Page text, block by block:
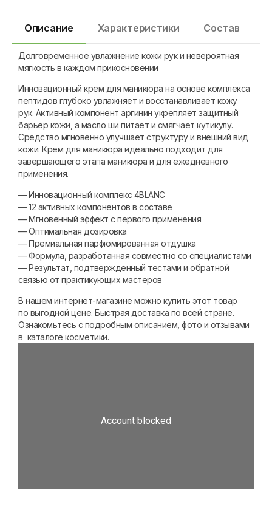
Описание Характеристики Состав
Долговременное увлажнение кожи рук и невероятная
мягкость в каждом прикосновении
Инновационный крем для маникюра на основе комплекса
пептидов глубоко увлажняет и восстанавливает кожу
рук. Активный компонент аргинин укрепляет защитный
барьер кожи, а масло ши питает и смягчает кутикулу.
Средство мгновенно улучшает структуру и внешний вид
кожи. Крем для маникюра идеально подходит для
завершающего этапа маникюра и для ежедневного
применения.
— Инновационный комплекс 4BLANC
— 12 активных компонентов в составе
— Мгновенный эффект с первого применения
— Оптимальная дозировка
— Премиальная парфюмированная отдушка
— Формула, разработанная совместно со специалистами
— Результат, подтвержденный тестами и обратной
связью от практикующих мастеров
В нашем интернет-магазине можно купить этот товар
по выгодной цене. Быстрая доставка по всей стране.
Ознакомьтесь с подробным описанием, фото и отзывами
в каталоге косметики.